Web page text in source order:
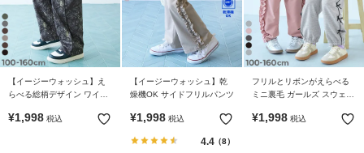
【イージーウォッシュ】え
らべる総柄デザイン ワイド
¥1,998 税込
【イージーウォッシュ】乾
燥機OK サイドフリルパンツ
¥1,998 税込
4.4（8）
フリルとリボンがえらべる
ミニ裏毛 ガールズ スウェッ
¥1,998 税込